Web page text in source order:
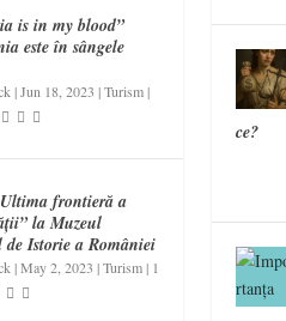
is in my blood”
este în sângele
|Jun 18, 2023 |Turism|
frontieră a
la Muzeul
Istorie a României
|May 2, 2023 |Turism| 1
ce?